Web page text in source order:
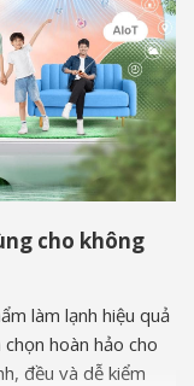
cho không
làm lạnh hiệu quả
hoàn hảo cho
đều và dễ kiểm